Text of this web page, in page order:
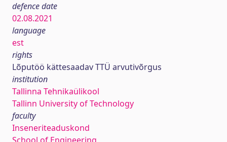
defence date
02.08.2021
language
est
rights
Lõputöö kättesaadav TTÜ arvutivõrgus
institution
Tallinna Tehnikaülikool
Tallinn University of Technology
faculty
Inseneriteaduskond